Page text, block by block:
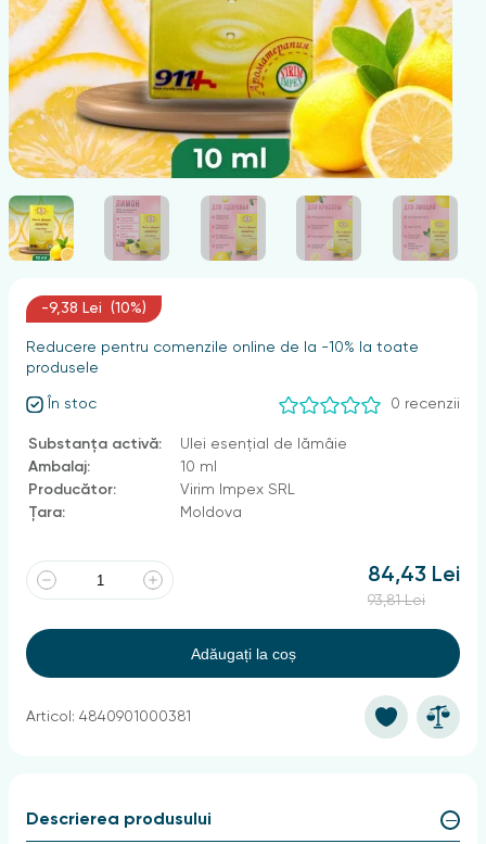
-9,38 Lei (10%)
Reducere pentru comenzile online de la -10% la toate
produsele
În stoc 0 recenzii
Substanța activă:
Ulei esențial de lămâie
Ambalaj:
10 ml
Producător:
Virim Impex SRL
Țara:
Moldova
84,43 Lei
93,81 Lei
Adăugați la coș
Articol: 4840901000381
Descrierea produsului